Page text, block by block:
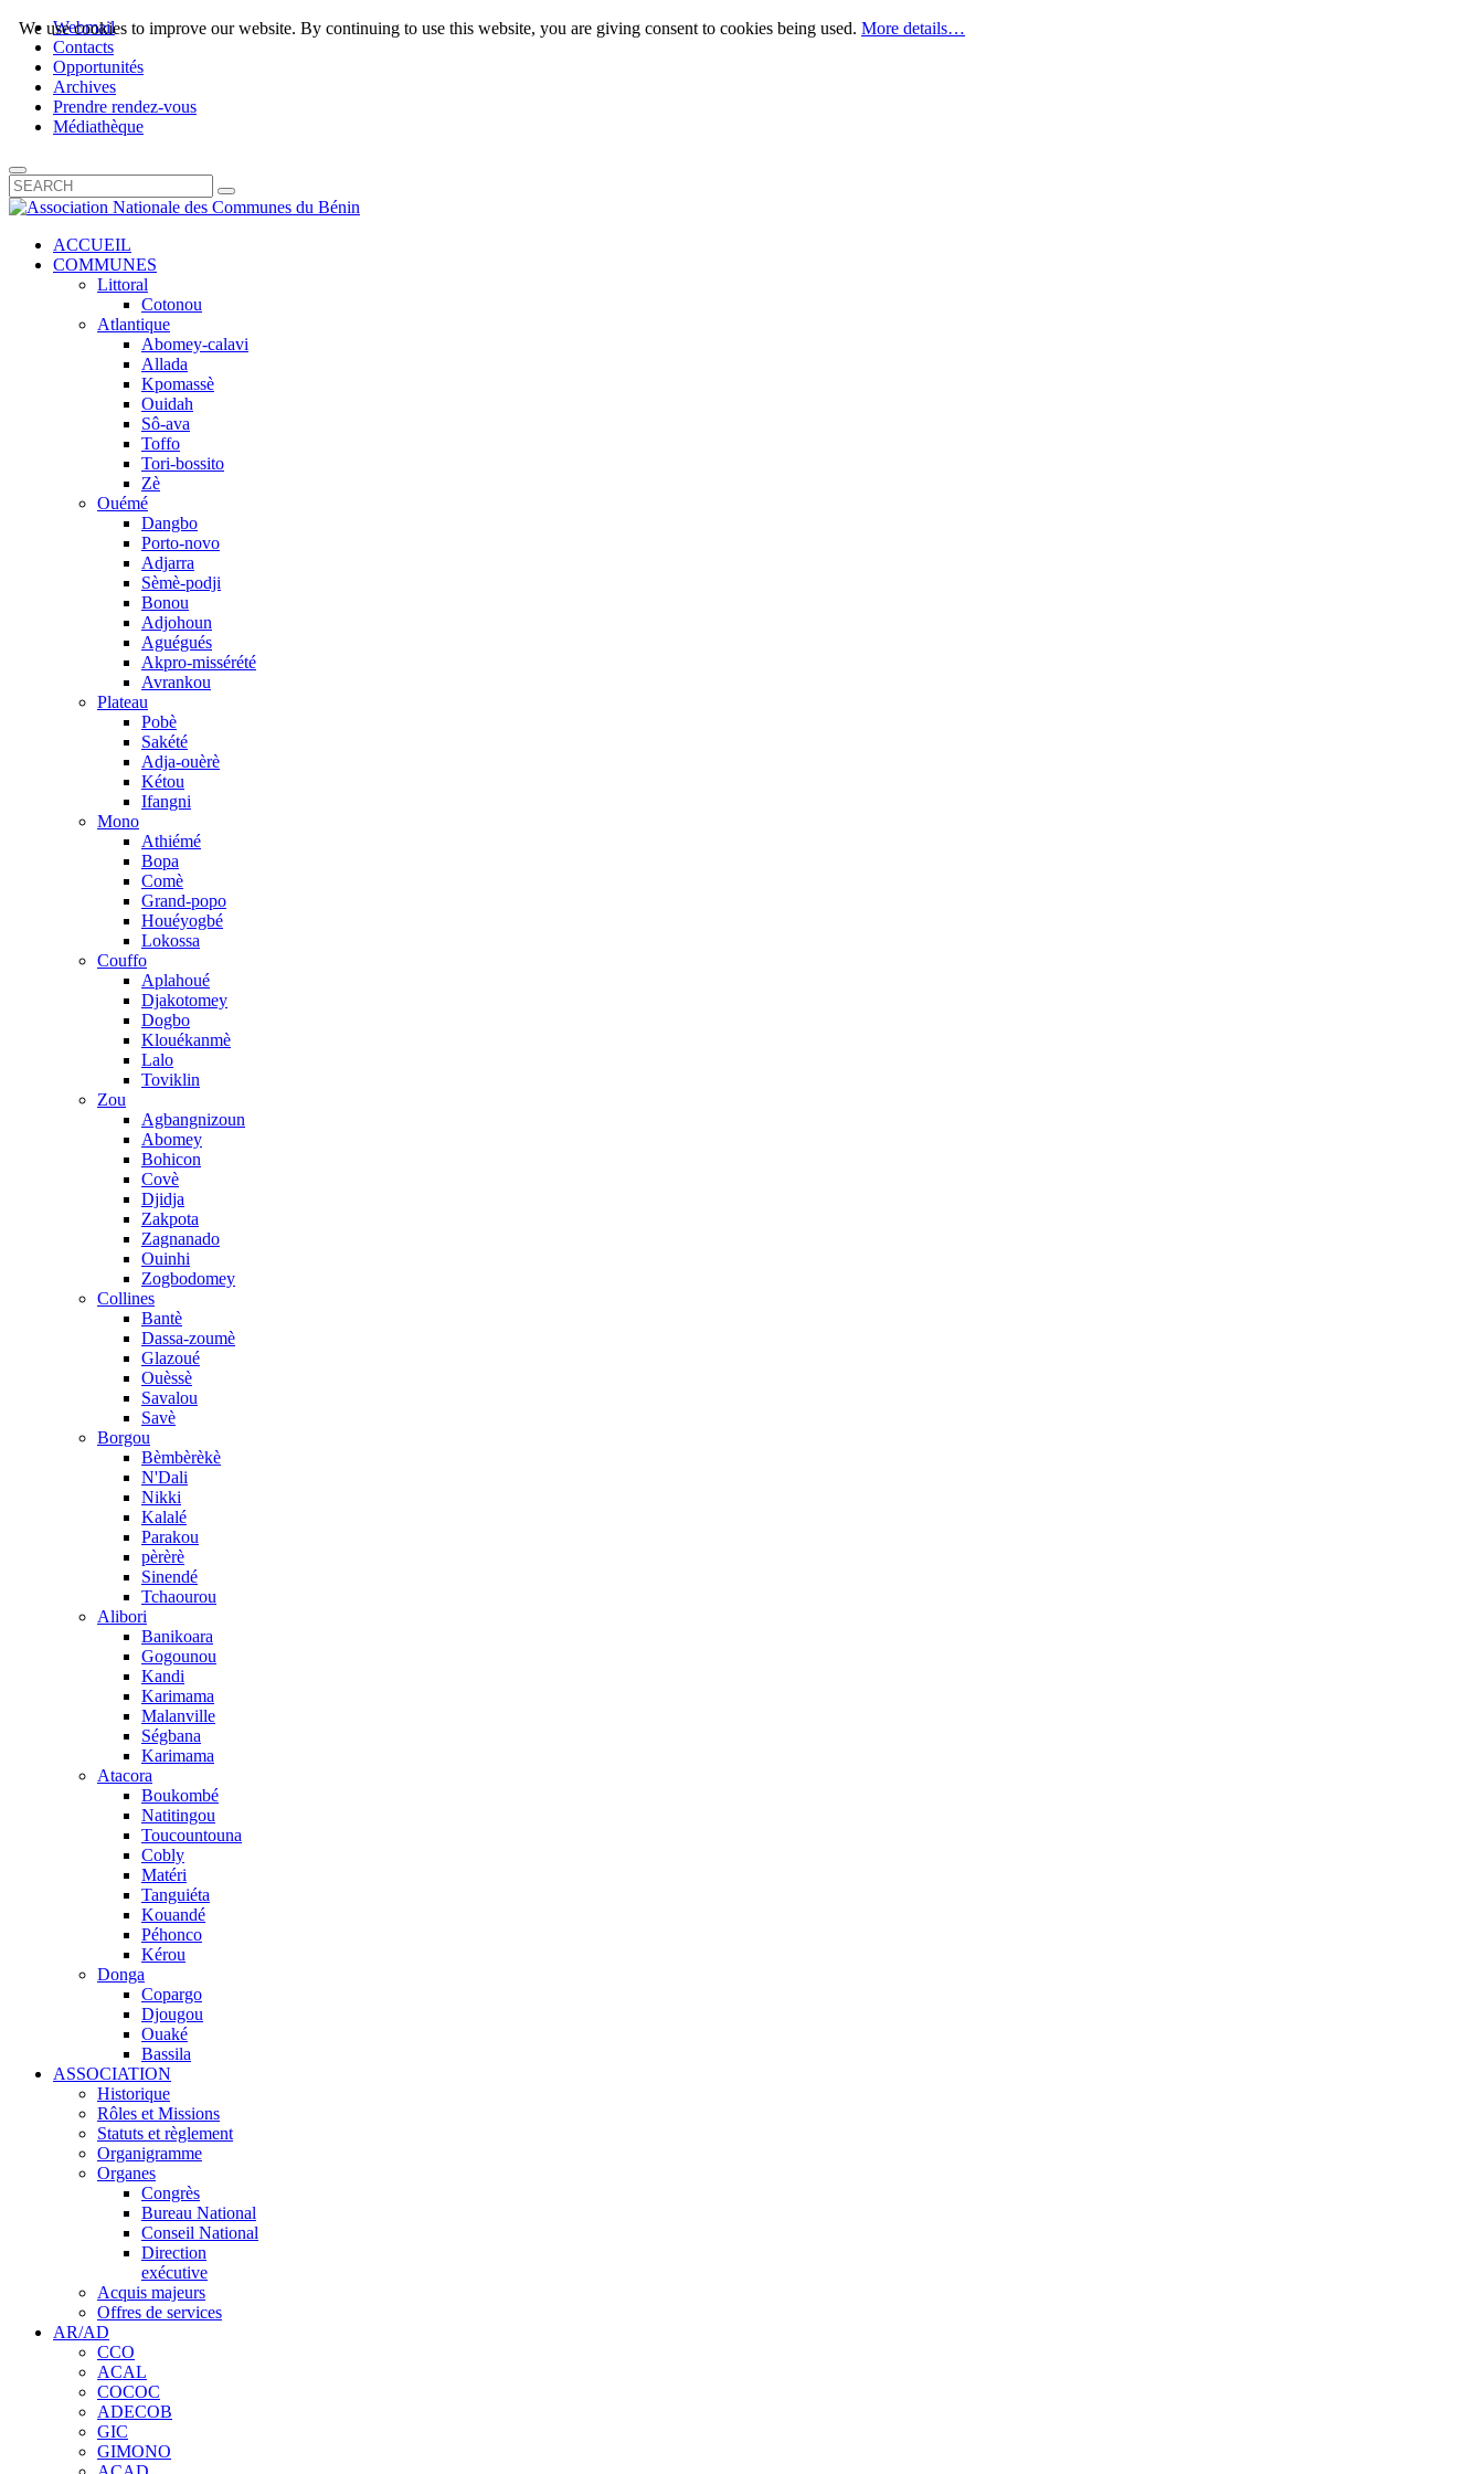
Webmail
Contacts
Opportunités
Archives
Prendre rendez-vous
Médiathèque
ACCUEIL
COMMUNES
Littoral
Cotonou
Atlantique
Abomey-calavi
Allada
Kpomassè
Ouidah
Sô-ava
Toffo
Tori-bossito
Zè
Ouémé
Dangbo
Porto-novo
Adjarra
Sèmè-podji
Bonou
Adjohoun
Aguégués
Akpro-missérété
Avrankou
Plateau
Pobè
Sakété
Adja-ouèrè
Kétou
Ifangni
Mono
Athiémé
Bopa
Comè
Grand-popo
Houéyogbé
Lokossa
Couffo
Aplahoué
Djakotomey
Dogbo
Klouékanmè
Lalo
Toviklin
Zou
Agbangnizoun
Abomey
Bohicon
Covè
Djidja
Zakpota
Zagnanado
Ouinhi
Zogbodomey
Collines
Bantè
Dassa-zoumè
Glazoué
Ouèssè
Savalou
Savè
Borgou
Bèmbèrèkè
N'Dali
Nikki
Kalalé
Parakou
pèrèrè
Sinendé
Tchaourou
Alibori
Banikoara
Gogounou
Kandi
Karimama
Malanville
Ségbana
Karimama
Atacora
Boukombé
Natitingou
Toucountouna
Cobly
Matéri
Tanguiéta
Kouandé
Péhonco
Kérou
Donga
Copargo
Djougou
Ouaké
Bassila
ASSOCIATION
Historique
Rôles et Missions
Statuts et règlement
Organigramme
Organes
Congrès
Bureau National
Conseil National
Direction
exécutive
Acquis majeurs
Offres de services
AR/AD
CCO
ACAL
COCOC
ADECOB
GIC
GIMONO
We use cookies to improve our website. By continuing to use this website, you are giving consent to cookies being used. More details…